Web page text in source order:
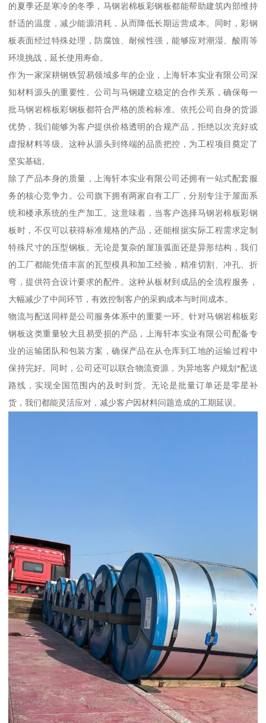
的夏季还是寒冷的冬季，马钢岩棉板彩钢板都能帮助建筑内部维持
舒适的温度，减少能源消耗，从而降低长期运营成本。同时，彩钢
板表面经过特殊处理，防腐蚀、耐候性强，能够应对潮湿、酸雨等
环境挑战，延长使用寿命。
作为一家深耕钢铁贸易领域多年的企业，上海轩本实业有限公司深
知材料源头的重要性。公司与马钢建立稳定的合作关系，确保每一
批马钢岩棉板彩钢板都符合严格的质检标准。依托公司自身的货源
优势，我们能够为客户提供价格透明的合规产品，拒绝以次充好或
虚报材料等级。这种从源头到终端的品质把控，为工程项目奠定了
坚实基础。
除了产品本身的质量，上海轩本实业有限公司还拥有一站式配套服
务的核心竞争力。公司旗下拥有两家自有工厂，分别专注于屋面系
统和楼承系统的生产加工。这意味着，当客户选择马钢岩棉板彩钢
板时，不仅可以获得标准规格的产品，还能根据实际工程需求定制
特殊尺寸的压型钢板。无论是复杂的屋顶弧面还是异形结构，我们
的工厂都能凭借丰富的瓦型模具和加工经验，精准切割、冲孔、折
弯，提供符合设计要求的配件。这种从板材到成品的全流程服务，
大幅减少了中间环节，有效控制客户的采购成本与时间成本。
物流与配送同样是公司服务体系中的重要一环。针对马钢岩棉板彩
钢板这类重量较大且易受损的产品，上海轩本实业有限公司配备专
业的运输团队和包装方案，确保产品在从仓库到工地的运输过程中
保持完好。同时，公司还可以联合物流资源，为异地客户规划*配送
路线，实现全国范围内的及时到货。无论是批量订单还是零星补
货，我们都能灵活应对，减少客户因材料问题造成的工期延误。